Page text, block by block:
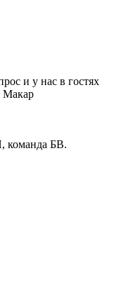
и у нас в гостях
Макар
команда БВ.